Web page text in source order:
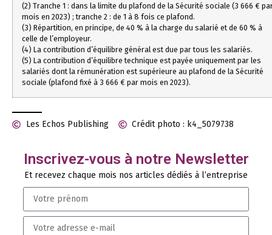
(2) Tranche 1 : dans la limite du plafond de la Sécurité sociale (3 666 €
mois en 2023) ; tranche 2 : de 1 à 8 fois ce plafond.
(3) Répartition, en principe, de 40 % à la charge du salarié et de 60 % à
celle de l’employeur.
(4) La contribution d’équilibre général est due par tous les salariés.
(5) La contribution d’équilibre technique est payée uniquement par les
salariés dont la rémunération est supérieure au plafond de la Sécurité
sociale (plafond fixé à 3 666 € par mois en 2023).
Les Echos Publishing Crédit photo : k4_5079738
Inscrivez-vous à notre Newsletter
Et recevez chaque mois nos articles dédiés à l’entreprise